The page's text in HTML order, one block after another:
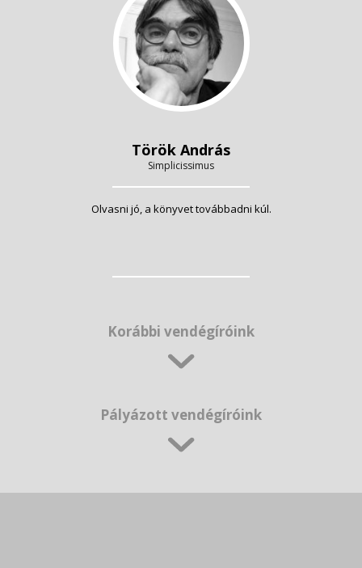
Török András
Simplicissimus
Olvasni jó, a könyvet továbbadni kúl.
Korábbi vendégíróink
Pályázott vendégíróink